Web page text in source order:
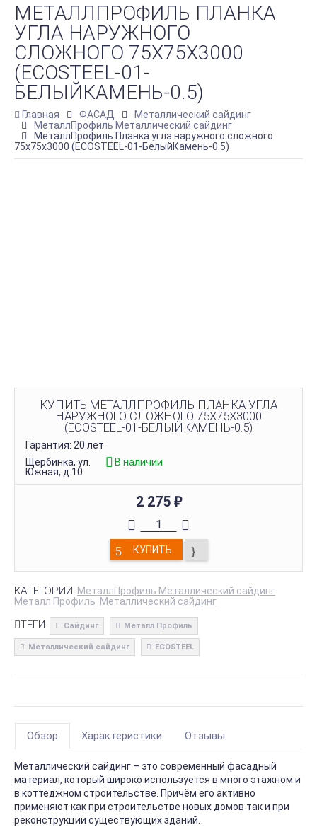
МЕТАЛЛПРОФИЛЬ ПЛАНКА
УГЛА НАРУЖНОГО
СЛОЖНОГО 75Х75Х3000
(ECOSTEEL-01-
БЕЛЫЙКАМЕНЬ-0.5)
Главная ФАСАД
Металлический сайдинг
МеталлПрофиль Металлический сайдинг
МеталлПрофиль Планка угла наружного сложного
75х75х3000 (ECOSTEEL-01-БелыйКамень-0.5)
КУПИТЬ МЕТАЛЛПРОФИЛЬ ПЛАНКА УГЛА
НАРУЖНОГО СЛОЖНОГО 75Х75Х3000
(ECOSTEEL-01-БЕЛЫЙКАМЕНЬ-0.5)
Гарантия: 20 лет
Щербинка, ул.
Южная, д.10:
В наличии
2 275 ₽
КУПИТЬ
КАТЕГОРИИ: МеталлПрофиль Металлический сайдинг
Металл Профиль Металлический сайдинг
ТЕГИ: Сайдинг Металл Профиль
Металлический сайдинг ECOSTEEL
Обзор Характеристики Отзывы
Металлический сайдинг – это современный фасадный
материал, который широко используется в много этажном и
в коттеджном строительстве. Причём его активно
применяют как при строительстве новых домов так и при
реконструкции существующих зданий.